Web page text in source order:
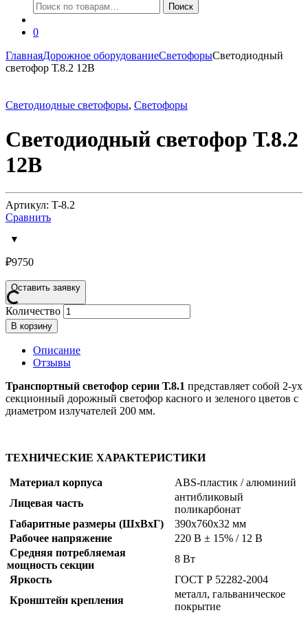
Искать:
Поиск
0
ГлавнаяДорожное оборудованиеСветофорыСветодиодный
светофор Т.8.2 12В
Светодиодные светофоры, Светофоры
Светодиодный светофор Т.8.2
12В
Артикул: T-8.2
Сравнить
₽9750
Оставить заявку
Количество
В корзину
Описание
Отзывы
Транспортный светофор серии Т.8.1 представляет собой 2-ух
секционный дорожный светофор касного и зеленого цветов с
диаметром излучателей 200 мм.
ТЕХНИЧЕСКИЕ ХАРАКТЕРИСТИКИ
Материал корпуса
ABS-пластик / алюминий
Лицевая часть
антибликовый
поликарбонат
Габаритные размеры (ШхВхГ)
390х760х32 мм
Рабочее напряжение
220 В ± 15% / 12 В
Средняя потребляемая
мощность секции
8 Вт
Яркость
ГОСТ Р 52282-2004
Кронштейн крепления
металл, гальваническое
покрытие